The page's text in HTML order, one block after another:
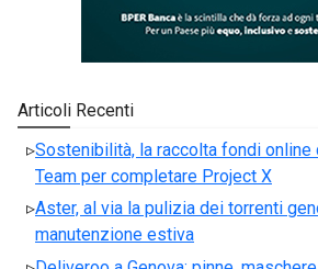
Articoli Recenti
Sostenibilità, la raccolta fondi online
Team per completare Project X
Aster, al via la pulizia dei torrenti
manutenzione estiva